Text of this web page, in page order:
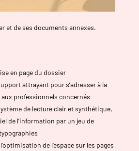
et de ses documents annexes.
en page du dossier
attrayant pour s’adresser à la
professionnels concernés
de lecture clair et synthétique,
de l’information par un jeu de
de l’espace sur les pages